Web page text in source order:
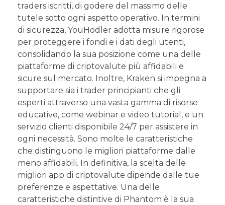
traders iscritti, di godere del massimo delle
tutele sotto ogni aspetto operativo. In termini
di sicurezza, YouHodler adotta misure rigorose
per proteggere i fondi e i dati degli utenti,
consolidando la sua posizione come una delle
piattaforme di criptovalute più affidabili e
sicure sul mercato. Inoltre, Kraken si impegna a
supportare sia i trader principianti che gli
esperti attraverso una vasta gamma di risorse
educative, come webinar e video tutorial, e un
servizio clienti disponibile 24/7 per assistere in
ogni necessità. Sono molte le caratteristiche
che distinguono le migliori piattaforme dalle
meno affidabili. In definitiva, la scelta delle
migliori app di criptovalute dipende dalle tue
preferenze e aspettative. Una delle
caratteristiche distintive di Phantom è la sua